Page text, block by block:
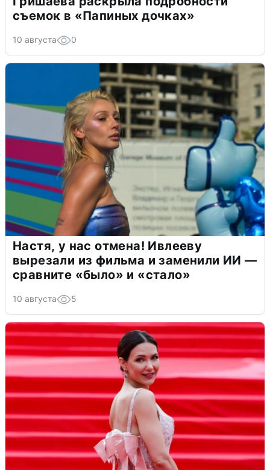
съемок в «Папиных дочках»
10 августа 0
Настя, у нас отмена! Ивлееву
вырезали из фильма и заменили ИИ —
сравните «было» и «стало»
10 августа 5